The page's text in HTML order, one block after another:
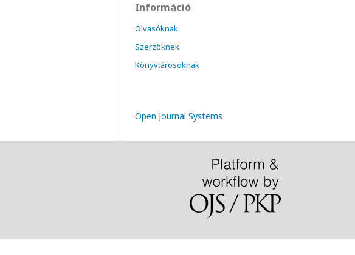
Információ
Olvasóknak
Szerzőknek
Könyvtárosoknak
Open Journal Systems